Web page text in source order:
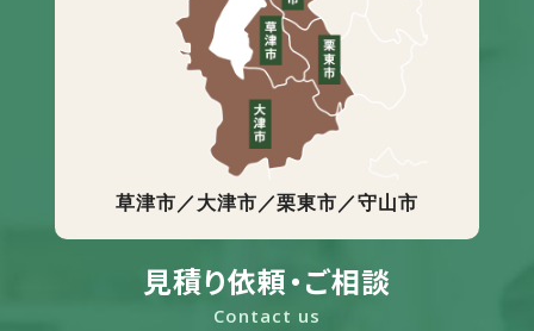
草津市／大津市／栗東市／守山市
見積り依頼・ご相談
Contact us